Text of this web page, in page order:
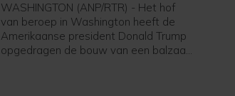
WASHINGTON (ANP/RTR) - Het hof
van beroep in Washington heeft de
Amerikaanse president Donald Trump
opgedragen de bouw van een balzaal